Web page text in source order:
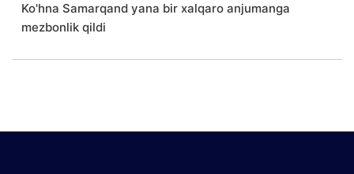
Ko'hna Samarqand yana bir xalqaro anjumanga
mezbonlik qildi